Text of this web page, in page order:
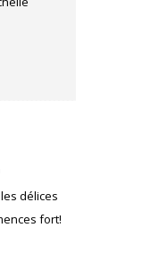
délices
fort!